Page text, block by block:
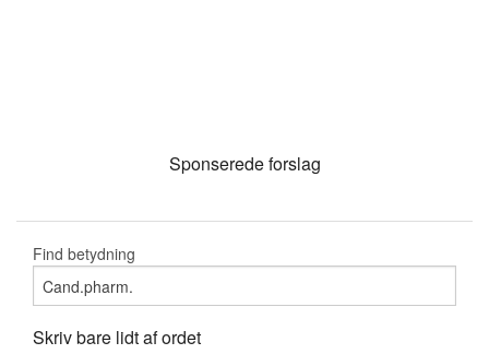
Sponserede forslag
Find betydning
Skriv bare lidt af ordet